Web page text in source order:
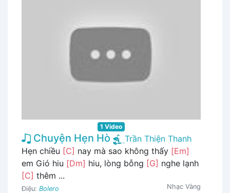
1 Video
Chuyện Hẹn Hò
Trần Thiện Thanh
Hẹn chiều [C] nay mà sao không thấy [Em]
em Gió hiu [Dm] hiu, lòng bỗng [G] nghe lạnh
[C] thêm ...
Điệu: Bolero Nhạc Vàng